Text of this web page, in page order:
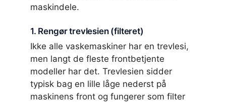
maskindele.
1. Rengør trevlesien (filteret)
Ikke alle vaskemaskiner har en trevlesi,
men langt de fleste frontbetjente
modeller har det. Trevlesien sidder
typisk bag en lille låge nederst på
maskinens front og fungerer som filter